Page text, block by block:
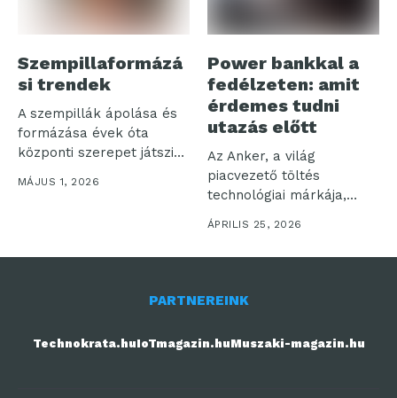
Szempillaformázá
si trendek
A szempillák ápolása és
formázása évek óta
központi szerepet játszik
a szépségápolásban,...
MÁJUS 1, 2026
Power bankkal a
fedélzeten: amit
érdemes tudni
utazás előtt
Az Anker, a világ
piacvezető töltés
technológiai márkája,
valamint az útközbeni
ÁPRILIS 25, 2026
PARTNEREINK
Technokrata.huIoTmagazin.huMuszaki-magazin.hu